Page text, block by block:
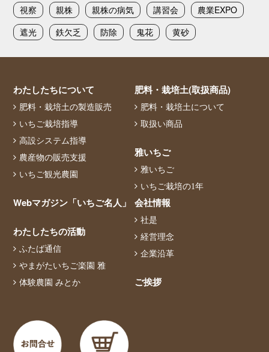
視察
親株 親株の病気 講習会
農業EXPO
遮光
鉄欠乏 防除 鬼花 黄砂
わたしたちについて
肥料・栽培土の製造販売
いちご栽培指導
高設システム指導
農産物の販売支援
いちご観光農園
肥料・栽培土(取扱商品)
肥料・栽培土について
取扱い商品
雅いちご
雅いちご
いちご栽培の1年
Webマガジン「いちご名人」
わたしたちの活動
ふたば通信
やまがたいちご楽園 雅
体験農園 みとか
会社情報
社是
経営理念
企業沿革
ご挨拶